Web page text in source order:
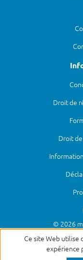
Ce site Web utilise
expérience
Droit de
Droit
© 2026